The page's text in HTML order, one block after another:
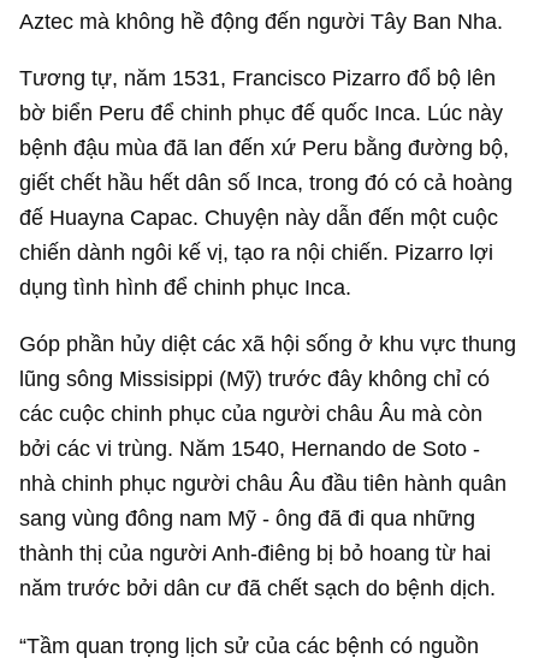
Aztec mà không hề động đến người Tây Ban Nha.
Tương tự, năm 1531, Francisco Pizarro đổ bộ lên
bờ biển Peru để chinh phục đế quốc Inca. Lúc này
bệnh đậu mùa đã lan đến xứ Peru bằng đường bộ,
giết chết hầu hết dân số Inca, trong đó có cả hoàng
đế Huayna Capac. Chuyện này dẫn đến một cuộc
chiến dành ngôi kế vị, tạo ra nội chiến. Pizarro lợi
dụng tình hình để chinh phục Inca.
Góp phần hủy diệt các xã hội sống ở khu vực thung
lũng sông Missisippi (Mỹ) trước đây không chỉ có
các cuộc chinh phục của người châu Âu mà còn
bởi các vi trùng. Năm 1540, Hernando de Soto -
nhà chinh phục người châu Âu đầu tiên hành quân
sang vùng đông nam Mỹ - ông đã đi qua những
thành thị của người Anh-điêng bị bỏ hoang từ hai
năm trước bởi dân cư đã chết sạch do bệnh dịch.
“Tầm quan trọng lịch sử của các bệnh có nguồn